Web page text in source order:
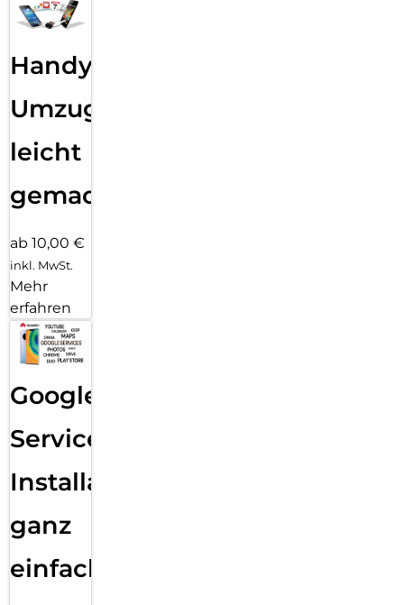
Handy
Umzug
leicht
gemacht!
ab 10,00 €
inkl. MwSt.
Mehr
erfahren
Google
Services
Installation
ganz
einfach